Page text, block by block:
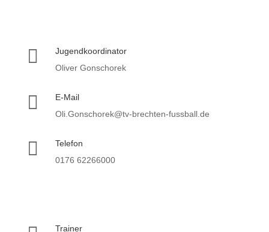

Jugendkoordinator
Oliver Gonschorek

E-Mail
Oli.Gonschorek@tv-brechten-fussball.de

Telefon
0176 62266000
Trainer